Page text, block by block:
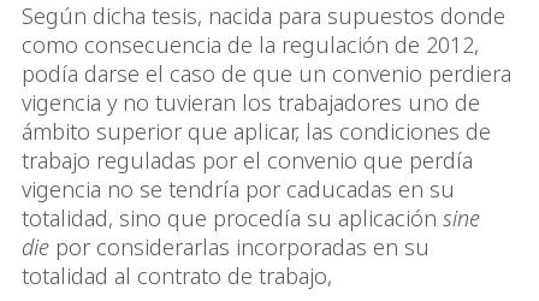
Según dicha tesis, nacida para supuestos donde
como consecuencia de la regulación de 2012,
podía darse el caso de que un convenio perdiera
vigencia y no tuvieran los trabajadores uno de
ámbito superior que aplicar, las condiciones de
trabajo reguladas por el convenio que perdía
vigencia no se tendría por caducadas en su
totalidad, sino que procedía su aplicación sine
die por considerarlas incorporadas en su
totalidad al contrato de trabajo,